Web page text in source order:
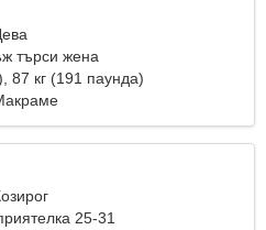
търси жена
87 кг (191 паунда)
25-31